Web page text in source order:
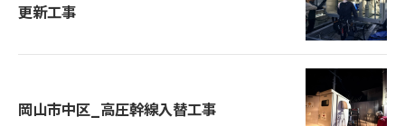
更新工事
岡山市中区_高圧幹線入替工事